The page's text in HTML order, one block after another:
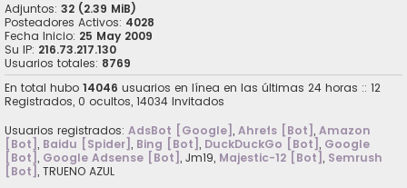
Adjuntos: 32 (2.39 MiB)
Posteadores Activos: 4028
Fecha Inicio: 25 May 2009
Su IP: 216.73.217.130
Usuarios totales: 8769
En total hubo 14046 usuarios en línea en las últimas 24 horas :: 12
Registrados, 0 ocultos, 14034 Invitados
Usuarios registrados: AdsBot [Google], Ahrefs [Bot], Amazon
[Bot], Baidu [Spider], Bing [Bot], DuckDuckGo [Bot], Google
[Bot], Google Adsense [Bot], Jm19, Majestic-12 [Bot], Semrush
[Bot], TRUENO AZUL